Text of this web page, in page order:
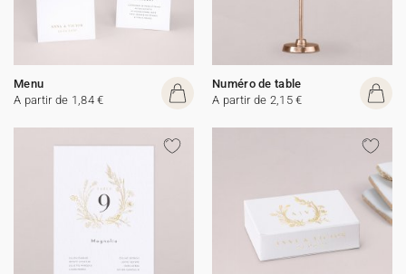
Menu
A partir de 1,84 €
Numéro de table
A partir de 2,15 €